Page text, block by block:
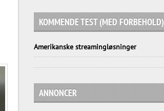
KOMMENDE TEST (MED FORBEHOLD)
Amerikanske streamingløsninger
ANNONCER